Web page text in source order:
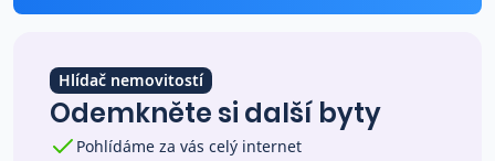
Ceny prodaných nemovitostí
Hlídač nemovitostí
Odemkněte si další byty
Pohlídáme za vás celý internet